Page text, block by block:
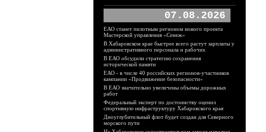
07.08.2026
ЕАО станет пилотным регионом нового проекта
Мастерской управления «Сенеж»
В Хабаровском крае быстрее всего растут зарплаты у
административного персонала и рабочих
В ЕАО обсудили стратегию сохранения
исторической памяти
ЕАО - в числе 40 российских регионов-участников
кампании «Продвижение безопасности»
В ЕАО значительно увеличены объемы дорожных
работ
Федеральный эксперт по достоинству оценил
спортивную инфраструктуру Хабаровского края
Дноуглубительный флот будет создан для Северного
морского пути